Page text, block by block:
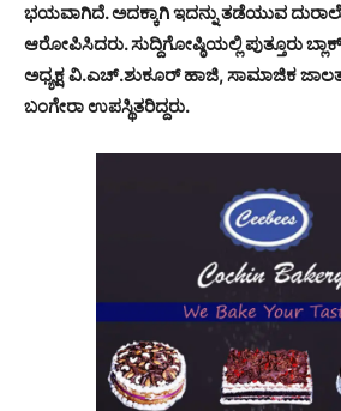
ಭಯವಾಗಿದೆ. ಅದಕ್ಕಾಗಿ ಇದನ್ನು ತಡೆಯುವ
ಆರೋಪಿಸಿದರು. ಸುದ್ದಿಗೋಷ್ಠಿಯಲ್ಲಿ ಪುತ್ತೂರು
ಅಧ್ಯಕ್ಷ ವಿ.ಎಚ್.ಶುಕೂರ್ ಹಾಜಿ, ಸಾಮಾಜಿಕ
ಬಂಗೇರಾ ಉಪಸ್ಥಿತರಿದ್ದರು.